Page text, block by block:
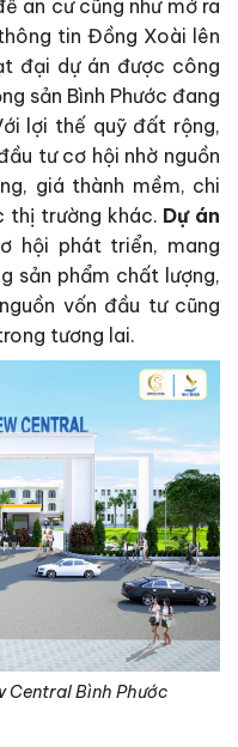
an cư cũng như mở ra
tin Đồng Xoài lên
đại dự án được công
sản Bình Phước đang
lợi thế quỹ đất rộng,
tư cơ hội nhờ nguồn
giá thành mềm, chi
thị trường khác. Dự án
hội phát triển, mang
sản phẩm chất lượng,
vốn đầu tư cũng
tương lai.
Central Bình Phước